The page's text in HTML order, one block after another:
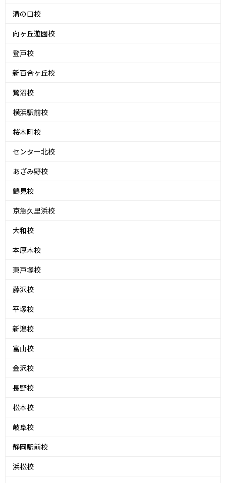
溝の口校
向ヶ丘遊園校
登戸校
新百合ヶ丘校
鷺沼校
横浜駅前校
桜木町校
センター北校
あざみ野校
鶴見校
京急久里浜校
大和校
本厚木校
東戸塚校
藤沢校
平塚校
新潟校
富山校
金沢校
長野校
松本校
岐阜校
静岡駅前校
浜松校